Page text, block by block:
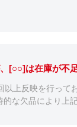
、[○○]は在庫が不
以上反映を行って
的な欠品により上